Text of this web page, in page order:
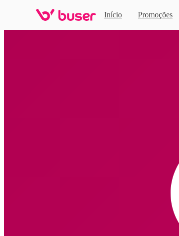
Início Promoções
Home